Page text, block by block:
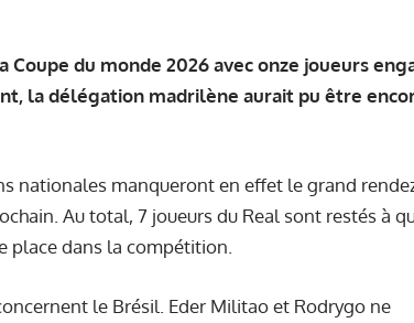
du monde 2026 avec onze joueurs
la délégation madrilène aurait pu être
nationales manqueront en effet le grand
Au total, 7 joueurs du Real sont restés à
dans la compétition.
le Brésil. Eder Militao et Rodrygo ne